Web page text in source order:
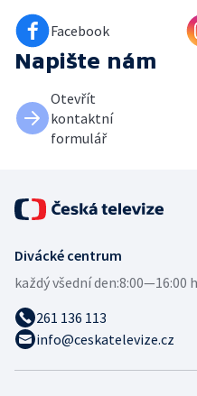
Facebook
Napište nám
Otevřít
kontaktní
formulář
Divácké centrum
každý všední den:8:00—16:00
261 136 113
info@ceskatelevize.cz